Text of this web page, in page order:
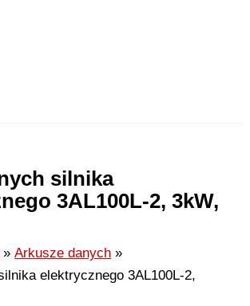
silnika
3AL100L-2, 3kW,
Arkusze danych
elektrycznego 3AL100L-2,